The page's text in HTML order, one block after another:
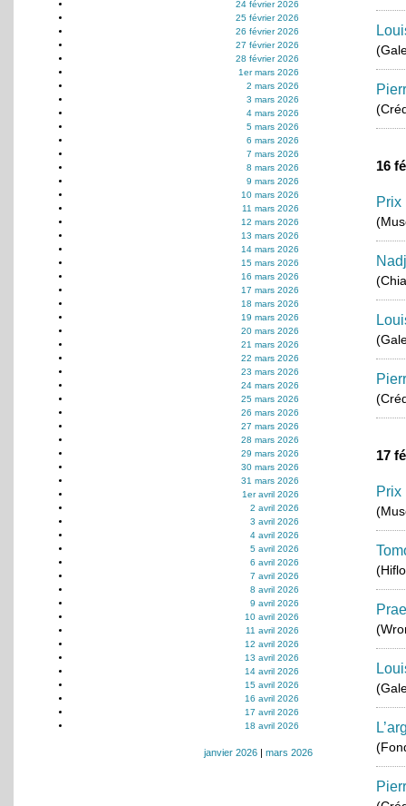
24 février 2026
25 février 2026
26 février 2026
27 février 2026
28 février 2026
1er mars 2026
2 mars 2026
3 mars 2026
4 mars 2026
5 mars 2026
6 mars 2026
7 mars 2026
8 mars 2026
9 mars 2026
10 mars 2026
11 mars 2026
12 mars 2026
13 mars 2026
14 mars 2026
15 mars 2026
16 mars 2026
17 mars 2026
18 mars 2026
19 mars 2026
20 mars 2026
21 mars 2026
22 mars 2026
23 mars 2026
24 mars 2026
25 mars 2026
26 mars 2026
27 mars 2026
28 mars 2026
29 mars 2026
30 mars 2026
31 mars 2026
1er avril 2026
2 avril 2026
3 avril 2026
4 avril 2026
5 avril 2026
6 avril 2026
7 avril 2026
8 avril 2026
9 avril 2026
10 avril 2026
11 avril 2026
12 avril 2026
13 avril 2026
14 avril 2026
15 avril 2026
16 avril 2026
17 avril 2026
18 avril 2026
janvier 2026 | mars 2026
16
Prix
17
Prix